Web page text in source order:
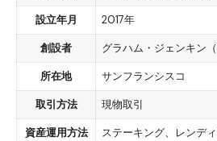
設立年月 2017年
創設者 グラハム・ジェンキン（
所在地 サンフランシスコ
取引方法 現物取引
資産運用方法 ステーキング、レンデ